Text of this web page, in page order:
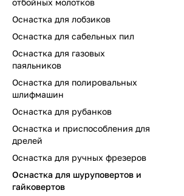
отбойных молотков
Оснастка для лобзиков
Оснастка для сабельных пил
Оснастка для газовых
паяльников
Оснастка для полировальных
шлифмашин
Оснастка для рубанков
Оснастка и приспособления для
дрелей
Оснастка для ручных фрезеров
Оснастка для шуруповертов и
гайковертов